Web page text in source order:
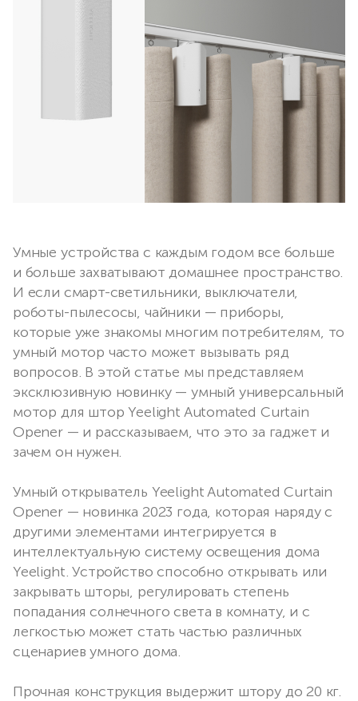
Умные устройства с каждым годом все больше
и больше захватывают домашнее пространство.
И если смарт-светильники, выключатели,
роботы-пылесосы, чайники — приборы,
которые уже знакомы многим потребителям, то
умный мотор часто может вызывать ряд
вопросов. В этой статье мы представляем
эксклюзивную новинку — умный универсальный
мотор для штор Yeelight Automated Curtain
Opener — и рассказываем, что это за гаджет и
зачем он нужен.
Умный открыватель Yeelight Automated Curtain
Opener — новинка 2023 года, которая наряду с
другими элементами интегрируется в
интеллектуальную систему освещения дома
Yeelight. Устройство способно открывать или
закрывать шторы, регулировать степень
попадания солнечного света в комнату, и с
легкостью может стать частью различных
сценариев умного дома.
Прочная конструкция выдержит штору до 20 кг.